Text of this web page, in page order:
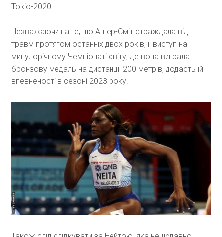
Токіо-2020 .
Незважаючи на те, що Ашер-Сміт страждала від
травм протягом останніх двох років, її виступ на
минулорічному Чемпіонаті світу, де вона виграла
бронзову медаль на дистанції 200 метрів, додасть їй
впевненості в сезоні 2023 року.